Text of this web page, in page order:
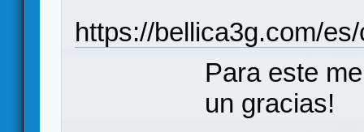
https://bellica3g.com/
Para este
un gracias!